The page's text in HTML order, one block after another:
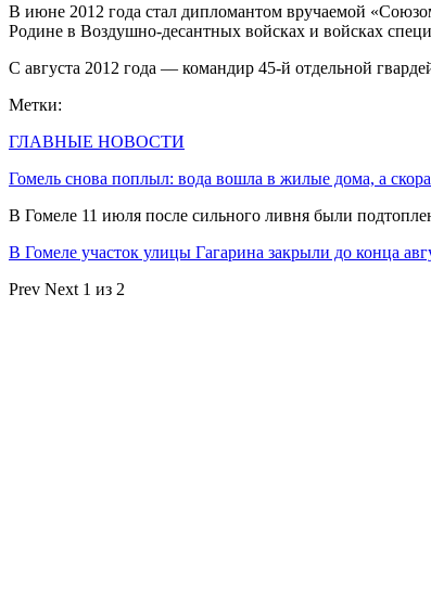
В июне 2012 года стал дипломантом вручаемой
Родине в Воздушно-десантных войсках и войсках
С августа 2012 года — командир 45-й отдельной
Метки:
ГЛАВНЫЕ НОВОСТИ
Гомель снова поплыл: вода вошла в жилые дома, а
В Гомеле 11 июля после сильного ливня были
В Гомеле участок улицы Гагарина закрыли до конца
Prev Next 1 из 2